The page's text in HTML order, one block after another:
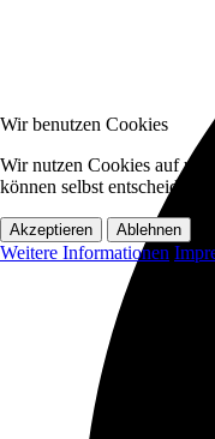
Wir benutzen Cookies
Wir nutzen Cookies auf
können selbst entscheiden,
Akzeptieren Ablehnen
Weitere Informationen